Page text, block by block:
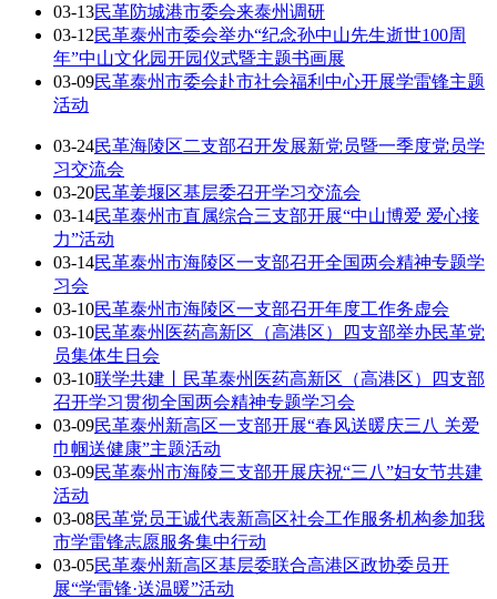
03-13民革防城港市委会来泰州调研
03-12民革泰州市委会举办“纪念孙中山先生逝世100周
年”中山文化园开园仪式暨主题书画展
03-09民革泰州市委会赴市社会福利中心开展学雷锋主题
活动
03-24民革海陵区二支部召开发展新党员暨一季度党员学
习交流会
03-20民革姜堰区基层委召开学习交流会
03-14民革泰州市直属综合三支部开展“中山博爱 爱心接
力”活动
03-14民革泰州市海陵区一支部召开全国两会精神专题学
习会
03-10民革泰州市海陵区一支部召开年度工作务虚会
03-10民革泰州医药高新区（高港区）四支部举办民革党
员集体生日会
03-10联学共建丨民革泰州医药高新区（高港区）四支部
召开学习贯彻全国两会精神专题学习会
03-09民革泰州新高区一支部开展“春风送暖庆三八 关爱
巾帼送健康”主题活动
03-09民革泰州市海陵三支部开展庆祝“三八”妇女节共建
活动
03-08民革党员王诚代表新高区社会工作服务机构参加我
市学雷锋志愿服务集中行动
03-05民革泰州新高区基层委联合高港区政协委员开
展“学雷锋·送温暖”活动